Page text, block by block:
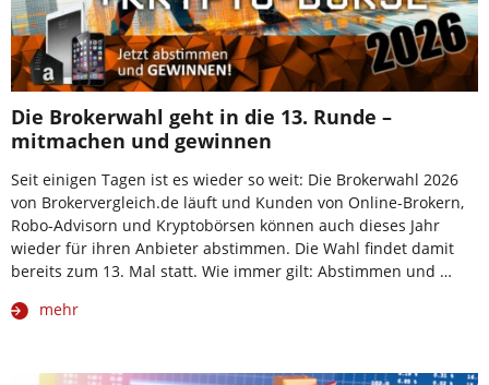
Die Brokerwahl geht in die 13. Runde –
mitmachen und gewinnen
Seit einigen Tagen ist es wieder so weit: Die Brokerwahl 2026
von Brokervergleich.de läuft und Kunden von Online-Brokern,
Robo-Advisorn und Kryptobörsen können auch dieses Jahr
wieder für ihren Anbieter abstimmen. Die Wahl findet damit
bereits zum 13. Mal statt. Wie immer gilt: Abstimmen und …
mehr